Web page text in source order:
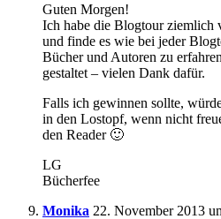
Guten Morgen!
Ich habe die Blogtour ziemlich
und finde es wie bei jeder
Bücher und Autoren zu
gestaltet – vielen Dank dafür.
Falls ich gewinnen sollte,
in den Lostopf, wenn nicht
den Reader 🙂
LG
Bücherfee
Monika 22. November 2013